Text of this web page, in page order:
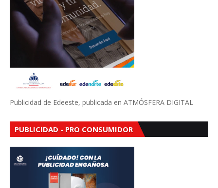
Publicidad de Edeeste, publicada en ATMÓSFERA DIGITAL
PUBLICIDAD - PRO CONSUMIDOR